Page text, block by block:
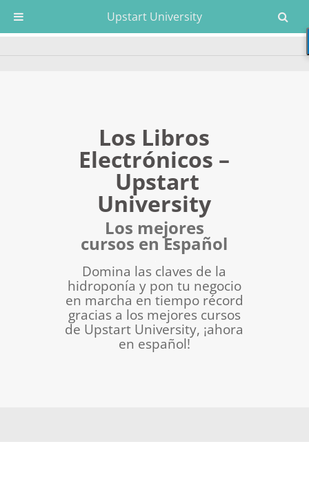
Los Libros
Electrónicos –
Upstart
University
Los mejores
cursos en Español
Domina las claves de la
hidroponía y pon tu negocio
en marcha en tiempo récord
gracias a los mejores cursos
de Upstart University, ¡ahora
en español!
Upstart University